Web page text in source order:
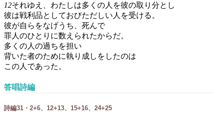
12それゆえ、わたしは多くの人を彼の取り分とし
彼は戦利品としておびただしい人を受ける。
彼が自らをなげうち、死んで
罪人のひとりに数えられたからだ。
多くの人の過ちを担い
背いた者のために執り成しをしたのは
この人であった。
答唱詩編
詩編31・2+6、12+13、15+16、24+25